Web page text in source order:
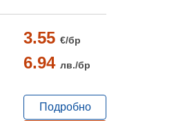
3.55 €/бр
6.94 лв./бр
Подробно